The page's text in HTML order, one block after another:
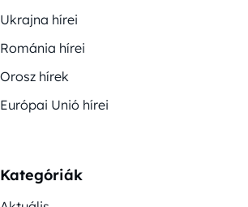
Ukrajna hírei
Románia hírei
Orosz hírek
Európai Unió hírei
Kategóriák